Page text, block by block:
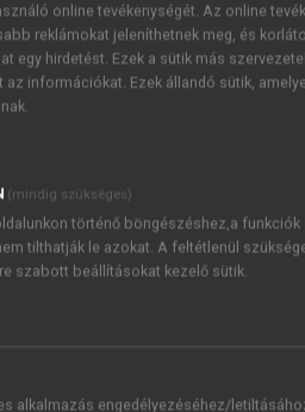
JELSZÓ
Kérek értesítést a MeRSZ
Kérek értesítést az
online tevékenységét. Az online
reklámokat jeleníthetnek meg, és
egy hirdetést. Ezek a sütik más
információkat. Ezek állandó sütik,
(mindig szükséges)
történő böngészéshez,a funkciók
tilthatják le azokat. A feltétlenül
szabott beállításokat kezelő sütik.
alkalmazás engedélyezéséhez/